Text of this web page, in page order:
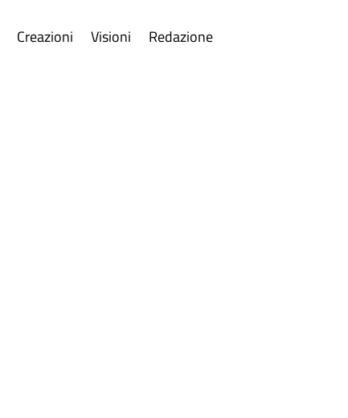
Creazioni Visioni Redazione